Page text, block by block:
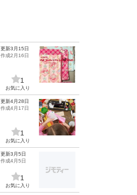
更新3月15日
作成2月16日
1
お気に入り
更新4月28日
作成4月17日
1
お気に入り
更新3月5日
作成4月5日
1
お気に入り